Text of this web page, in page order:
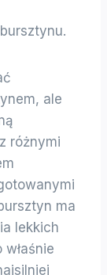
ale
różnymi
ma
lekkich